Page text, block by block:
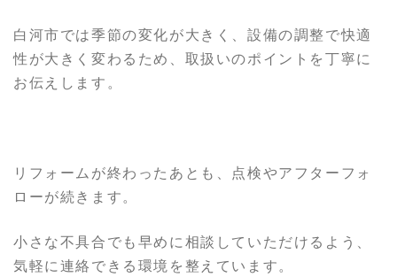
白河市では季節の変化が大きく、設備の調整で快適
性が大きく変わるため、取扱いのポイントを丁寧に
お伝えします。
リフォームが終わったあとも、点検やアフターフォ
ローが続きます。
小さな不具合でも早めに相談していただけるよう、
気軽に連絡できる環境を整えています。